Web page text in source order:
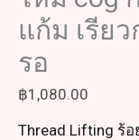
แก้ม เรีย
รอ
฿1,080.00
Thread Lifting ร้